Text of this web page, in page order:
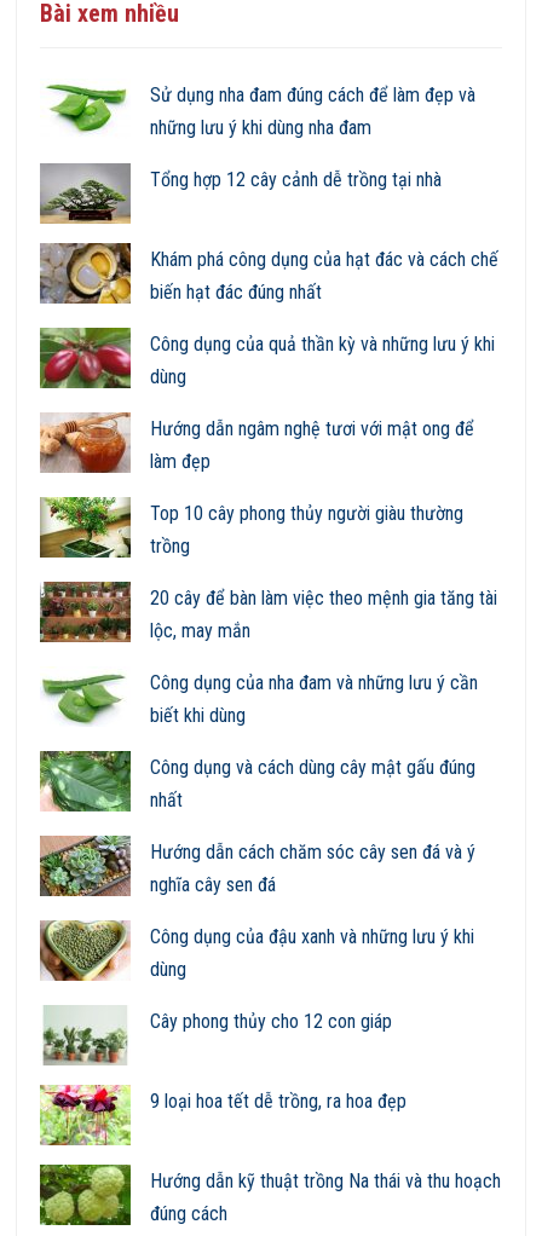
Bài xem nhiều
Sử dụng nha đam đúng cách để làm đẹp và
những lưu ý khi dùng nha đam
Tổng hợp 12 cây cảnh dễ trồng tại nhà
Khám phá công dụng của hạt đác và cách chế
biến hạt đác đúng nhất
Công dụng của quả thần kỳ và những lưu ý khi
dùng
Hướng dẫn ngâm nghệ tươi với mật ong để
làm đẹp
Top 10 cây phong thủy người giàu thường
trồng
20 cây để bàn làm việc theo mệnh gia tăng tài
lộc, may mắn
Công dụng của nha đam và những lưu ý cần
biết khi dùng
Công dụng và cách dùng cây mật gấu đúng
nhất
Hướng dẫn cách chăm sóc cây sen đá và ý
nghĩa cây sen đá
Công dụng của đậu xanh và những lưu ý khi
dùng
Cây phong thủy cho 12 con giáp
9 loại hoa tết dễ trồng, ra hoa đẹp
Hướng dẫn kỹ thuật trồng Na thái và thu hoạch
đúng cách